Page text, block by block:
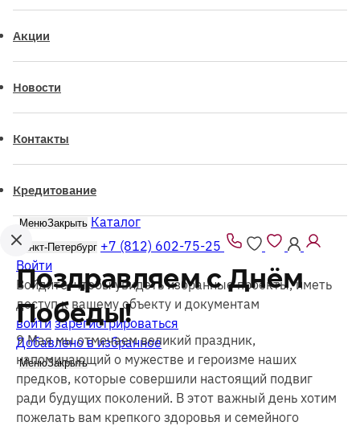
Акции
Новости
Контакты
Кредитование
МенюЗакрыть Каталог
Санкт-Петербург +7 (812) 602-75-25
Войти
Войдите, чтобы увидеть избранные проекты, иметь
доступ к вашему объекту и документам
войти зарегистрироваться
Добавлено в избранное
МенюЗакрыть
Поздравляем с Днём
Победы!
9 Мая мы отмечаем великий праздник,
напоминающий о мужестве и героизме наших
предков, которые совершили настоящий подвиг
ради будущих поколений. В этот важный день хотим
пожелать вам крепкого здоровья и семейного